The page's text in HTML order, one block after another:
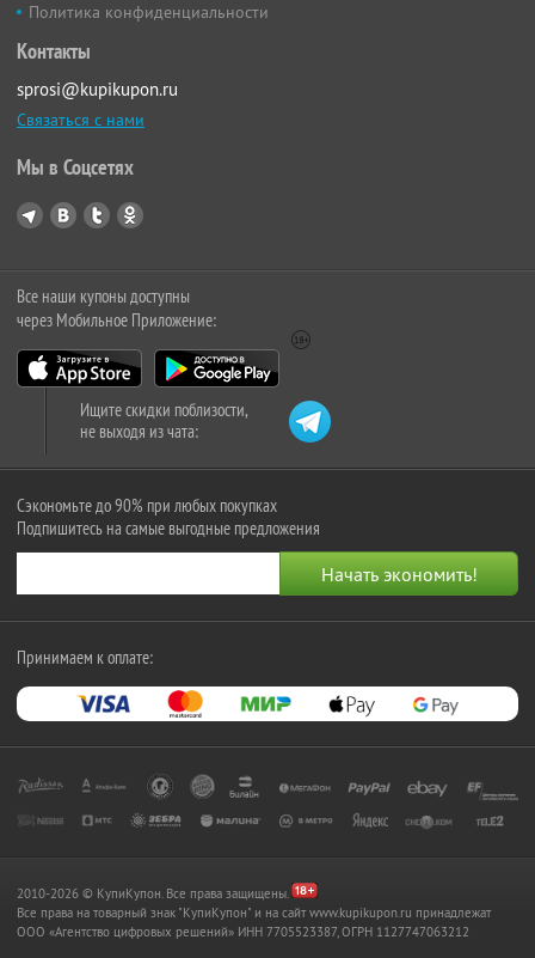
Политика конфиденциальности
Контакты
sprosi@kupikupon.ru
Связаться с нами
Мы в Соцсетях
Все наши купоны доступны
через Мобильное Приложение:
Ищите скидки поблизости,
не выходя из чата:
Сэкономьте до 90% при любых покупках
Подпишитесь на самые выгодные предложения
Принимаем к оплате:
2010-2026 © КупиКупон. Все права защищены.
Все права на товарный знак "КупиКупон" и на сайт www.kupikupon.ru принадлежат
OOO «Агентство цифровых решений» ИНН 7705523387, ОГРН 1127747063212